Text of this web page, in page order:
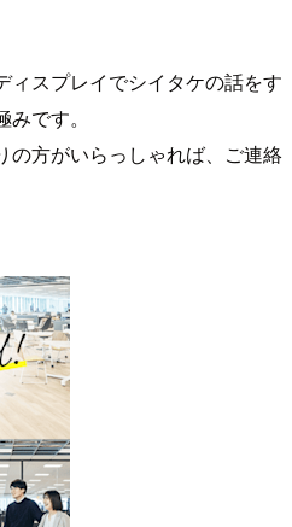
ィスプレイでシイタケの話をす
です。
の方がいらっしゃれば、ご連絡